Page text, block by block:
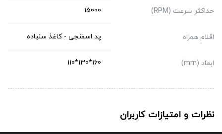
حداکثر سرعت (RPM) 15000
اقلام همراه پد اسفنجی - کاغذ سنباده
ابعاد (mm) 160*130*110
نظرات و امتیازات کاربران